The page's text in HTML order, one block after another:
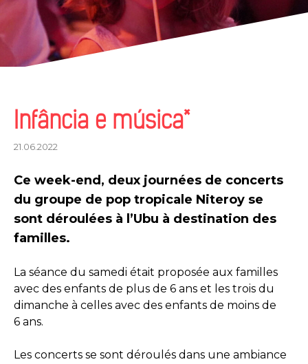
Infância e música*
21.06.2022
Ce week-end, deux journées de concerts
du groupe de pop tropicale Niteroy se
sont déroulées à l’Ubu à destination des
familles.
La séance du samedi était proposée aux familles
avec des enfants de plus de 6 ans et les trois du
dimanche à celles avec des enfants de moins de
6 ans.
Les concerts se sont déroulés dans une ambiance